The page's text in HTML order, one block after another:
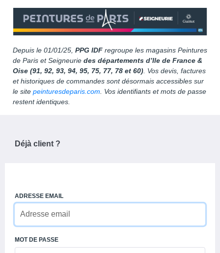
Depuis le 01/01/25, PPG IDF regroupe les magasins Peintures
de Paris et Seigneurie des départements d’Ile de France &
Oise (91, 92, 93, 94, 95, 75, 77, 78 et 60) . Vos devis, factures
et historiques de commandes sont désormais accessibles sur
le site peinturesdeparis.com . Vos identifiants et mots de passe
restent identiques.
Déjà client ?
ADRESSE EMAIL
MOT DE PASSE